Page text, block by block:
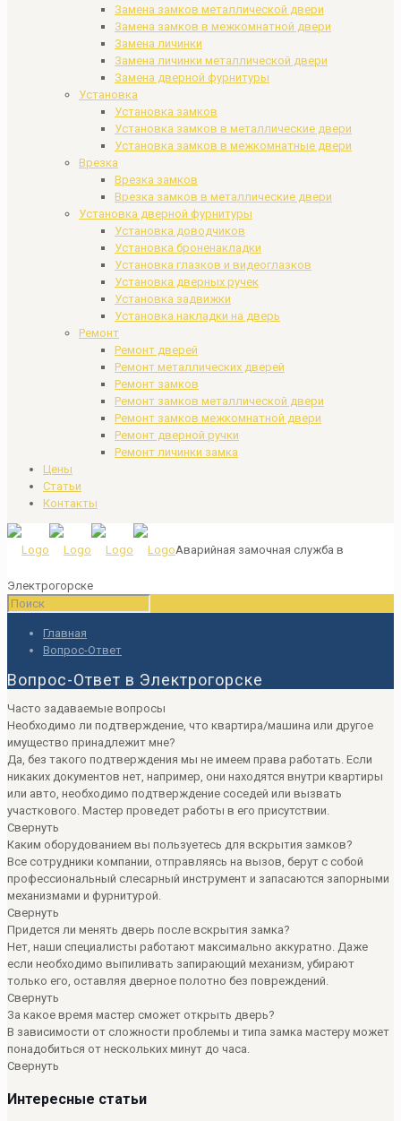
Замена замков металлической двери
Замена замков в межкомнатной двери
Замена личинки
Замена личинки металлической двери
Замена дверной фурнитуры
Установка
Установка замков
Установка замков в металлические двери
Установка замков в межкомнатные двери
Врезка
Врезка замков
Врезка замков в металлические двери
Установка дверной фурнитуры
Установка доводчиков
Установка броненакладки
Установка глазков и видеоглазков
Установка дверных ручек
Установка задвижки
Установка накладки на дверь
Ремонт
Ремонт дверей
Ремонт металлических дверей
Ремонт замков
Ремонт замков металлической двери
Ремонт замков межкомнатной двери
Ремонт дверной ручки
Ремонт личинки замка
Цены
Статьи
Контакты
Аварийная замочная служба в
Электрогорске
Главная
Вопрос-Ответ
Вопрос-Ответ в Электрогорске
Часто задаваемые вопросы
Необходимо ли подтверждение, что квартира/машина или другое
имущество принадлежит мне?
Да, без такого подтверждения мы не имеем права работать. Если
никаких документов нет, например, они находятся внутри квартиры
или авто, необходимо подтверждение соседей или вызвать
участкового. Мастер проведет работы в его присутствии.
Свернуть
Каким оборудованием вы пользуетесь для вскрытия замков?
Все сотрудники компании, отправляясь на вызов, берут с собой
профессиональный слесарный инструмент и запасаются запорными
механизмами и фурнитурой.
Свернуть
Придется ли менять дверь после вскрытия замка?
Нет, наши специалисты работают максимально аккуратно. Даже
если необходимо выпиливать запирающий механизм, убирают
только его, оставляя дверное полотно без повреждений.
Свернуть
За какое время мастер сможет открыть дверь?
В зависимости от сложности проблемы и типа замка мастеру может
понадобиться от нескольких минут до часа.
Свернуть
Интересные статьи